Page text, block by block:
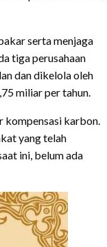
serta menjaga
tiga perusahaan
dan dikelola oleh
miliar per tahun.
kompensasi karbon.
yang telah
ini, belum ada